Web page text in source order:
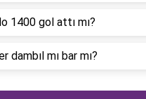
1400 gol attı mı?
dambıl mı bar mı?